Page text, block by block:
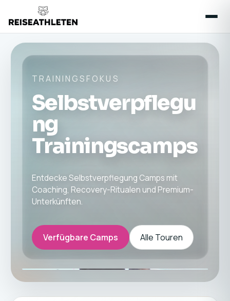
TRAININGSFOKUS
Selbstverpflegu
ng
Trainingscamps
Entdecke Selbstverpflegung Camps mit
Coaching, Recovery-Ritualen und Premium-
Unterkünften.
Verfügbare Camps Alle Touren